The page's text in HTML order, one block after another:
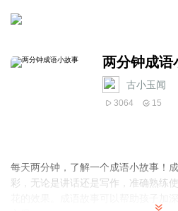
两分钟成语
古小玉闻
3064 15
每天两分钟，了解一个成语小故事！
彩，无论是讲话还是写作，准确熟练